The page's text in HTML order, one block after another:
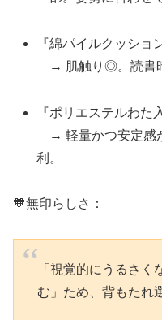
『綿パイルクッショ
→ 肌触り◎。読書時
『ポリエステルわた
→ 軽量かつ安定感
利。
🧡無印らしさ：
「視覚的にうるさく
む」ため、背もたれ